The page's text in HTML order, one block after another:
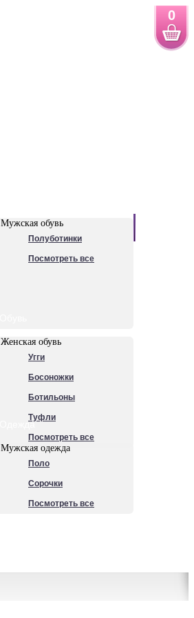
0
Мужская обувь
Полуботинки
Посмотреть все
Женская обувь
Угги
Босоножки
Ботильоны
Туфли
Посмотреть все
Одежда
Мужская одежда
Поло
Сорочки
Посмотреть все